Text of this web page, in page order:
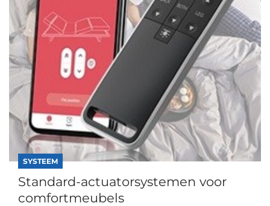
SYSTEEM
Standard-actuatorsystemen voor
comfortmeubels